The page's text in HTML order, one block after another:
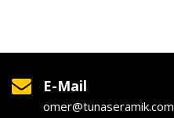
E-Mail
omer@tunaseramik.com